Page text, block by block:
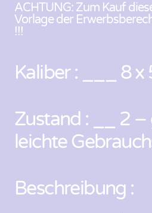
ACHTUNG: Zum Kauf
Vorlage der
!!!
Kaliber : ___ 8 x
Zustand : __ 2
leichte
Beschreibung :